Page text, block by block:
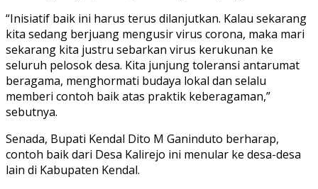
“Inisiatif baik ini harus terus dilanjutkan. Kalau sekarang
kita sedang berjuang mengusir virus corona, maka mari
sekarang kita justru sebarkan virus kerukunan ke
seluruh pelosok desa. Kita junjung toleransi antarumat
beragama, menghormati budaya lokal dan selalu
memberi contoh baik atas praktik keberagaman,”
sebutnya.
Senada, Bupati Kendal Dito M Ganinduto berharap,
contoh baik dari Desa Kalirejo ini menular ke desa-desa
lain di Kabupaten Kendal.